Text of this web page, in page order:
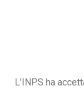
L’INPS ha